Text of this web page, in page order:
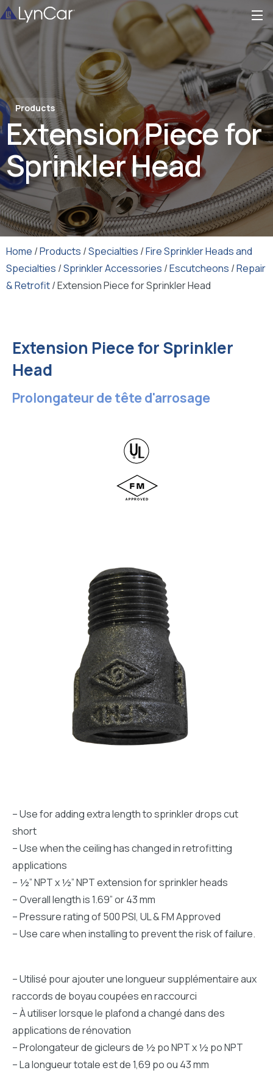
Products
Extension Piece for
Sprinkler Head
Home /Products /Specialties /Fire Sprinkler Heads and
Specialties /Sprinkler Accessories /Escutcheons /Repair
& Retrofit/ Extension Piece for Sprinkler Head
Extension Piece for Sprinkler
Head
Prolongateur de tête d'arrosage
– Use for adding extra length to sprinkler drops cut
short
– Use when the ceiling has changed in retrofitting
applications
– ½” NPT x ½” NPT extension for sprinkler heads
– Overall length is 1.69” or 43 mm
– Pressure rating of 500 PSI, UL & FM Approved
– Use care when installing to prevent the risk of failure.
– Utilisé pour ajouter une longueur supplémentaire aux
raccords de boyau coupées en raccourci
– À utiliser lorsque le plafond a changé dans des
applications de rénovation
– Prolongateur de gicleurs de ½ po NPT x ½ po NPT
– La longueur totale est de 1,69 po ou 43 mm